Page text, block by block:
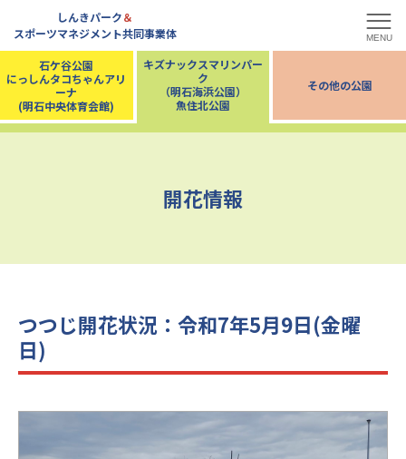
しんきパーク＆
スポーツマネジメント共同事業体
MENU
石ケ谷公園
にっしんタコちゃんアリ
ーナ
(明石中央体育会館)
キズナックスマリンパー
ク
（明石海浜公園）
魚住北公園
その他の公園
開花情報
つつじ開花状況：令和7年5月9日(金曜
日)